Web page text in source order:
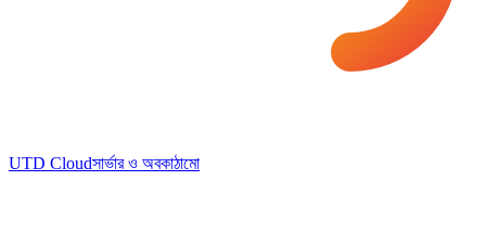
UTD Cloudসার্ভার ও অবকাঠামো